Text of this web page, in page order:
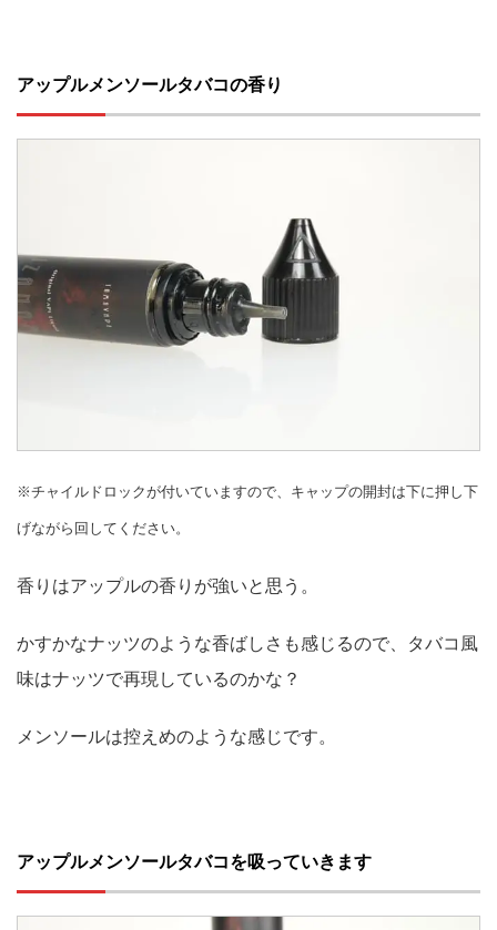
アップルメンソールタバコの香り
※チャイルドロックが付いていますので、キャップの開封は下に押し下
げながら回してください。
香りはアップルの香りが強いと思う。
かすかなナッツのような香ばしさも感じるので、タバコ風
味はナッツで再現しているのかな？
メンソールは控えめのような感じです。
アップルメンソールタバコを吸っていきます